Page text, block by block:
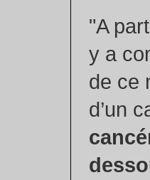
"A
y a
de ce
d’un